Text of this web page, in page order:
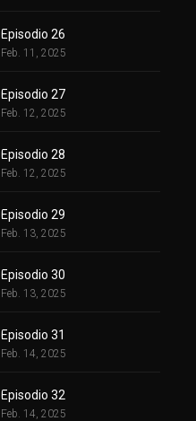
Episodio 26
Feb. 11, 2025
Episodio 27
Feb. 12, 2025
Episodio 28
Feb. 12, 2025
Episodio 29
Feb. 13, 2025
Episodio 30
Feb. 13, 2025
Episodio 31
Feb. 14, 2025
Episodio 32
Feb. 14, 2025